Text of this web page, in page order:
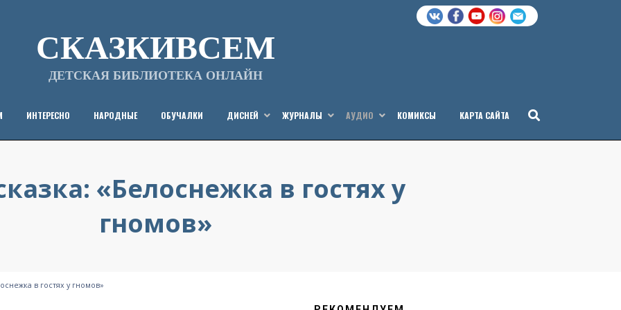
СКАЗКИВСЕМ
ДЕТСКАЯ БИБЛИОТЕКА ОНЛАЙН
ИНТЕРЕСНО НАРОДНЫЕ ОБУЧАЛКИ ДИСНЕЙ ЖУРНАЛЫ АУДИО КОМИКСЫ КАРТА САЙТА
«Белоснежка в гостях у
гномов»
в гостях у гномов»